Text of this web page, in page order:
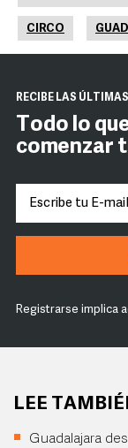
CIRCO
RECIBE LAS
Todo lo
comenzar
Registrarse implica
LEE
Guadalajara